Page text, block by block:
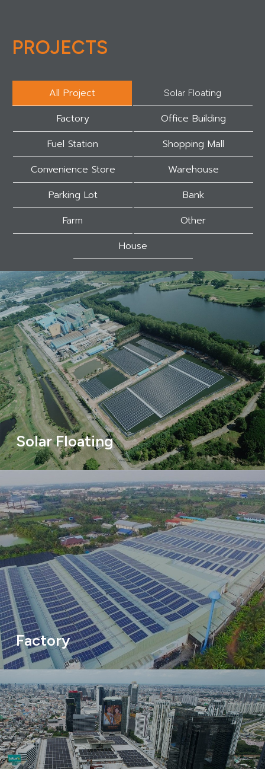
PROJECTS
All Project Solar Floating
Factory
Office Building
Fuel Station
Shopping Mall
Convenience Store
Warehouse
Parking Lot
Bank
Farm
Other
House
Solar Floating
Factory